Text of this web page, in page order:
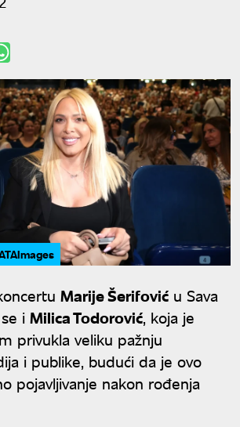
Marije Šerifović u Sava
i Milica Todorović, koja je
privukla veliku pažnju
i publike, budući da je ovo
pojavljivanje nakon rođenja